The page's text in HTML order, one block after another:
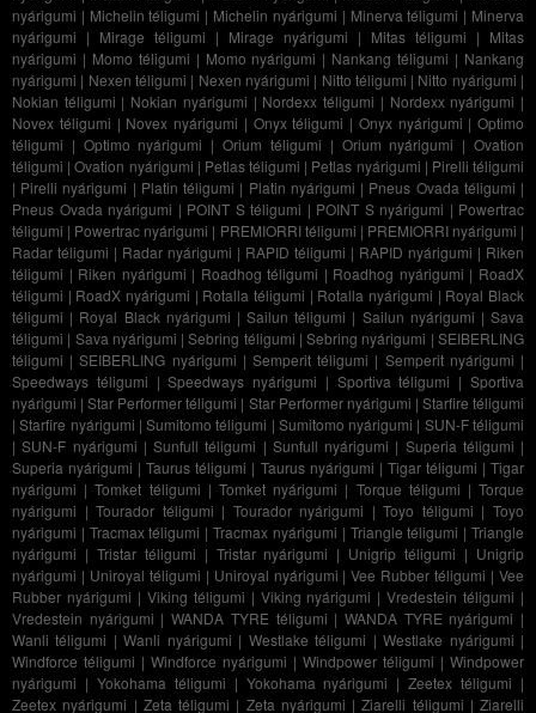
nyárigumi | Michelin téligumi | Michelin nyárigumi | Minerva téligumi | Minerva
nyárigumi | Mirage téligumi | Mirage nyárigumi | Mitas téligumi | Mitas
nyárigumi | Momo téligumi | Momo nyárigumi | Nankang téligumi | Nankang
nyárigumi | Nexen téligumi | Nexen nyárigumi | Nitto téligumi | Nitto nyárigumi |
Nokian téligumi | Nokian nyárigumi | Nordexx téligumi | Nordexx nyárigumi |
Novex téligumi | Novex nyárigumi | Onyx téligumi | Onyx nyárigumi | Optimo
téligumi | Optimo nyárigumi |Orium téligumi | Orium nyárigumi |Ovation
téligumi |Ovation nyárigumi | Petlas téligumi | Petlas nyárigumi | Pirelli téligumi
| Pirelli nyárigumi | Platin téligumi | Platin nyárigumi | Pneus Ovada téligumi |
Pneus Ovada nyárigumi | POINT S téligumi | POINT S nyárigumi | Powertrac
téligumi | Powertrac nyárigumi | PREMIORRI téligumi | PREMIORRI nyárigumi |
Radar téligumi | Radar nyárigumi | RAPID téligumi | RAPID nyárigumi | Riken
téligumi | Riken nyárigumi | Roadhog téligumi | Roadhog nyárigumi | RoadX
téligumi | RoadX nyárigumi | Rotalla téligumi | Rotalla nyárigumi | Royal Black
téligumi | Royal Black nyárigumi |Sailun téligumi | Sailun nyárigumi |Sava
téligumi | Sava nyárigumi |Sebring téligumi |Sebring nyárigumi |SEIBERLING
téligumi |SEIBERLING nyárigumi |Semperit téligumi | Semperit nyárigumi |
Speedways téligumi |Speedways nyárigumi | Sportiva téligumi |Sportiva
nyárigumi |Star Performer téligumi | Star Performer nyárigumi | Starfire téligumi
|Starfire nyárigumi |Sumitomo téligumi | Sumitomo nyárigumi | SUN-F téligumi
|SUN-F nyárigumi | Sunfull téligumi | Sunfull nyárigumi | Superia téligumi |
Superia nyárigumi |Taurus téligumi | Taurus nyárigumi | Tigar téligumi |Tigar
nyárigumi |Tomket téligumi | Tomket nyárigumi | Torque téligumi |Torque
nyárigumi |Tourador téligumi | Tourador nyárigumi |Toyo téligumi |Toyo
nyárigumi | Tracmax téligumi |Tracmax nyárigumi | Triangle téligumi |Triangle
nyárigumi | Tristar téligumi | Tristar nyárigumi | Unigrip téligumi | Unigrip
nyárigumi | Uniroyal téligumi | Uniroyal nyárigumi |Vee Rubber téligumi |Vee
Rubber nyárigumi | Viking téligumi | Viking nyárigumi |Vredestein téligumi |
Vredestein nyárigumi |WANDA TYRE téligumi | WANDA TYRE nyárigumi |
Wanli téligumi |Wanli nyárigumi | Westlake téligumi |Westlake nyárigumi |
Windforce téligumi | Windforce nyárigumi | Windpower téligumi | Windpower
nyárigumi | Yokohama téligumi | Yokohama nyárigumi |Zeetex téligumi |
Zeetex nyárigumi | Zeta téligumi | Zeta nyárigumi |Ziarelli téligumi | Ziarelli